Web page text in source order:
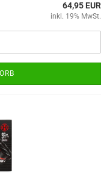
64,95 EUR
inkl. 19% MwSt.